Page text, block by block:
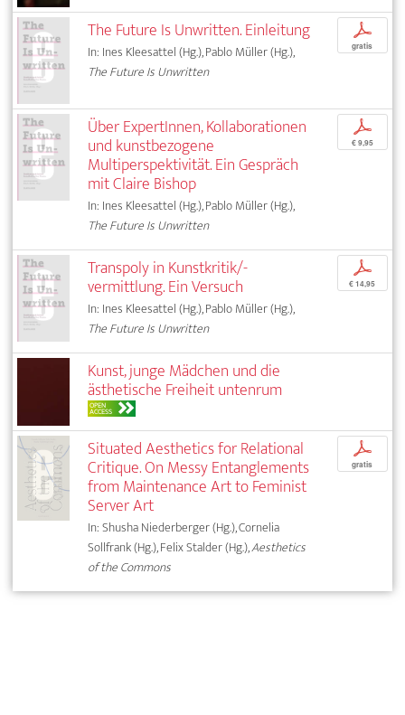
The Future Is Unwritten. Einleitung
In: Ines Kleesattel (Hg.), Pablo Müller (Hg.),
The Future Is Unwritten
p
gratis
Über ExpertInnen, Kollaborationen
und kunstbezogene
Multiperspektivität. Ein Gespräch
mit Claire Bishop
In: Ines Kleesattel (Hg.), Pablo Müller (Hg.),
The Future Is Unwritten
p
€ 9,95
Transpoly in Kunstkritik/-
vermittlung. Ein Versuch
In: Ines Kleesattel (Hg.), Pablo Müller (Hg.),
The Future Is Unwritten
p
€ 14,95
Kunst, junge Mädchen und die
ästhetische Freiheit untenrum
OPEN
ACCESS
Situated Aesthetics for Relational
Critique. On Messy Entanglements
from Maintenance Art to Feminist
Server Art
In: Shusha Niederberger (Hg.), Cornelia
Sollfrank (Hg.), Felix Stalder (Hg.),Aesthetics
of the Commons
p
gratis